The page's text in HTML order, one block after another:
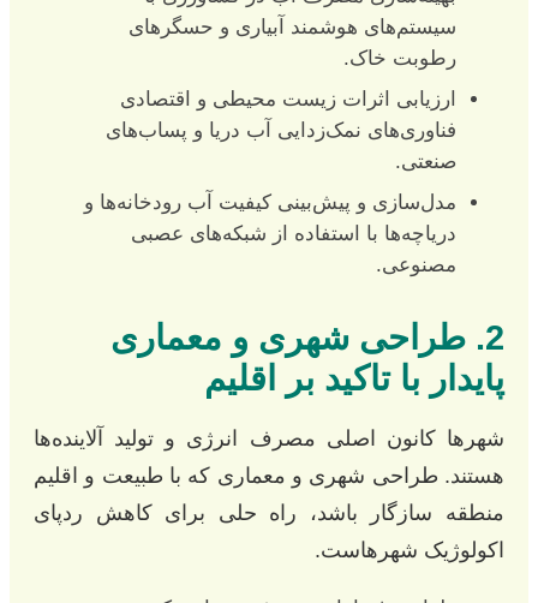
سیستم‌های هوشمند آبیاری و حسگرهای
رطوبت خاک.
ارزیابی اثرات زیست محیطی و اقتصادی
فناوری‌های نمک‌زدایی آب دریا و پساب‌های
صنعتی.
مدل‌سازی و پیش‌بینی کیفیت آب رودخانه‌ها و
دریاچه‌ها با استفاده از شبکه‌های عصبی
مصنوعی.
2. طراحی شهری و معماری
پایدار با تاکید بر اقلیم
شهرها کانون اصلی مصرف انرژی و تولید آلاینده‌ها
هستند. طراحی شهری و معماری که با طبیعت و اقلیم
منطقه سازگار باشد، راه حلی برای کاهش ردپای
اکولوژیک شهرهاست.